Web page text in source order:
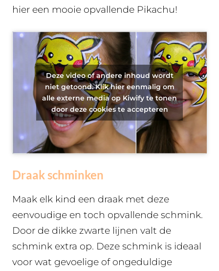
hier een mooie opvallende Pikachu!
Deze video of andere inhoud wordt
niet getoond. Klik hier eenmalig om
alle externe media op Kiwify te tonen
door deze cookies te accepteren
Draak schminken
Maak elk kind een draak met deze
eenvoudige en toch opvallende schmink.
Door de dikke zwarte lijnen valt de
schmink extra op. Deze schmink is ideaal
voor wat gevoelige of ongeduldige